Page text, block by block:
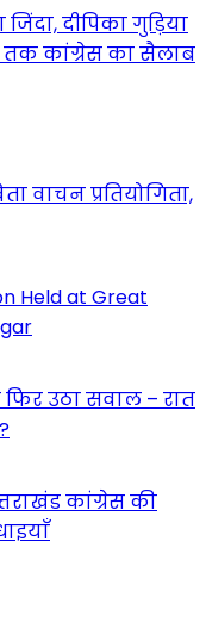
दीपिका गुड़िया
तक कांग्रेस का सैलाब
वाचन प्रतियोगिता,
Held at Great
उठा सवाल – रात
कांग्रेस की